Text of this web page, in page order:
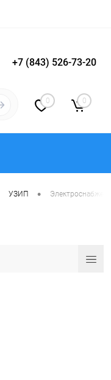
Вход Регистрация
+7 (843) 526-73-20
0 0
УЗИП •